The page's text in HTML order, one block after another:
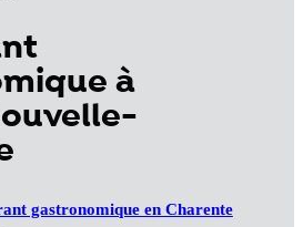
à
gastronomique en Charente